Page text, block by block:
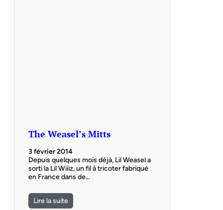
The Weasel’s Mitts
3 février 2014
Depuis quelques mois déjà, Lil Weasel a
sorti la Lil Wiiiz, un fil à tricoter fabriqué
en France dans de…
Lire la suite